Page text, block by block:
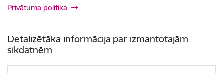
Privātuma politika
Detalizētāka informācija par izmantotajām
sīkdatnēm